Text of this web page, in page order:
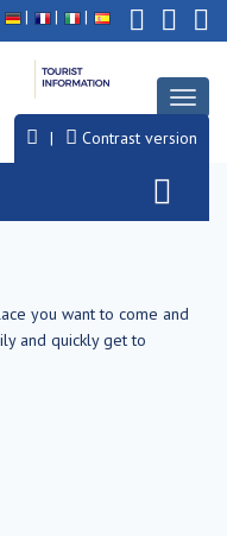
Contrast version
you want to come and
and quickly get to